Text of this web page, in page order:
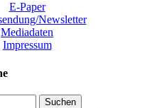
E-Paper
Newsletter
Mediadaten
Impressum
Suchen